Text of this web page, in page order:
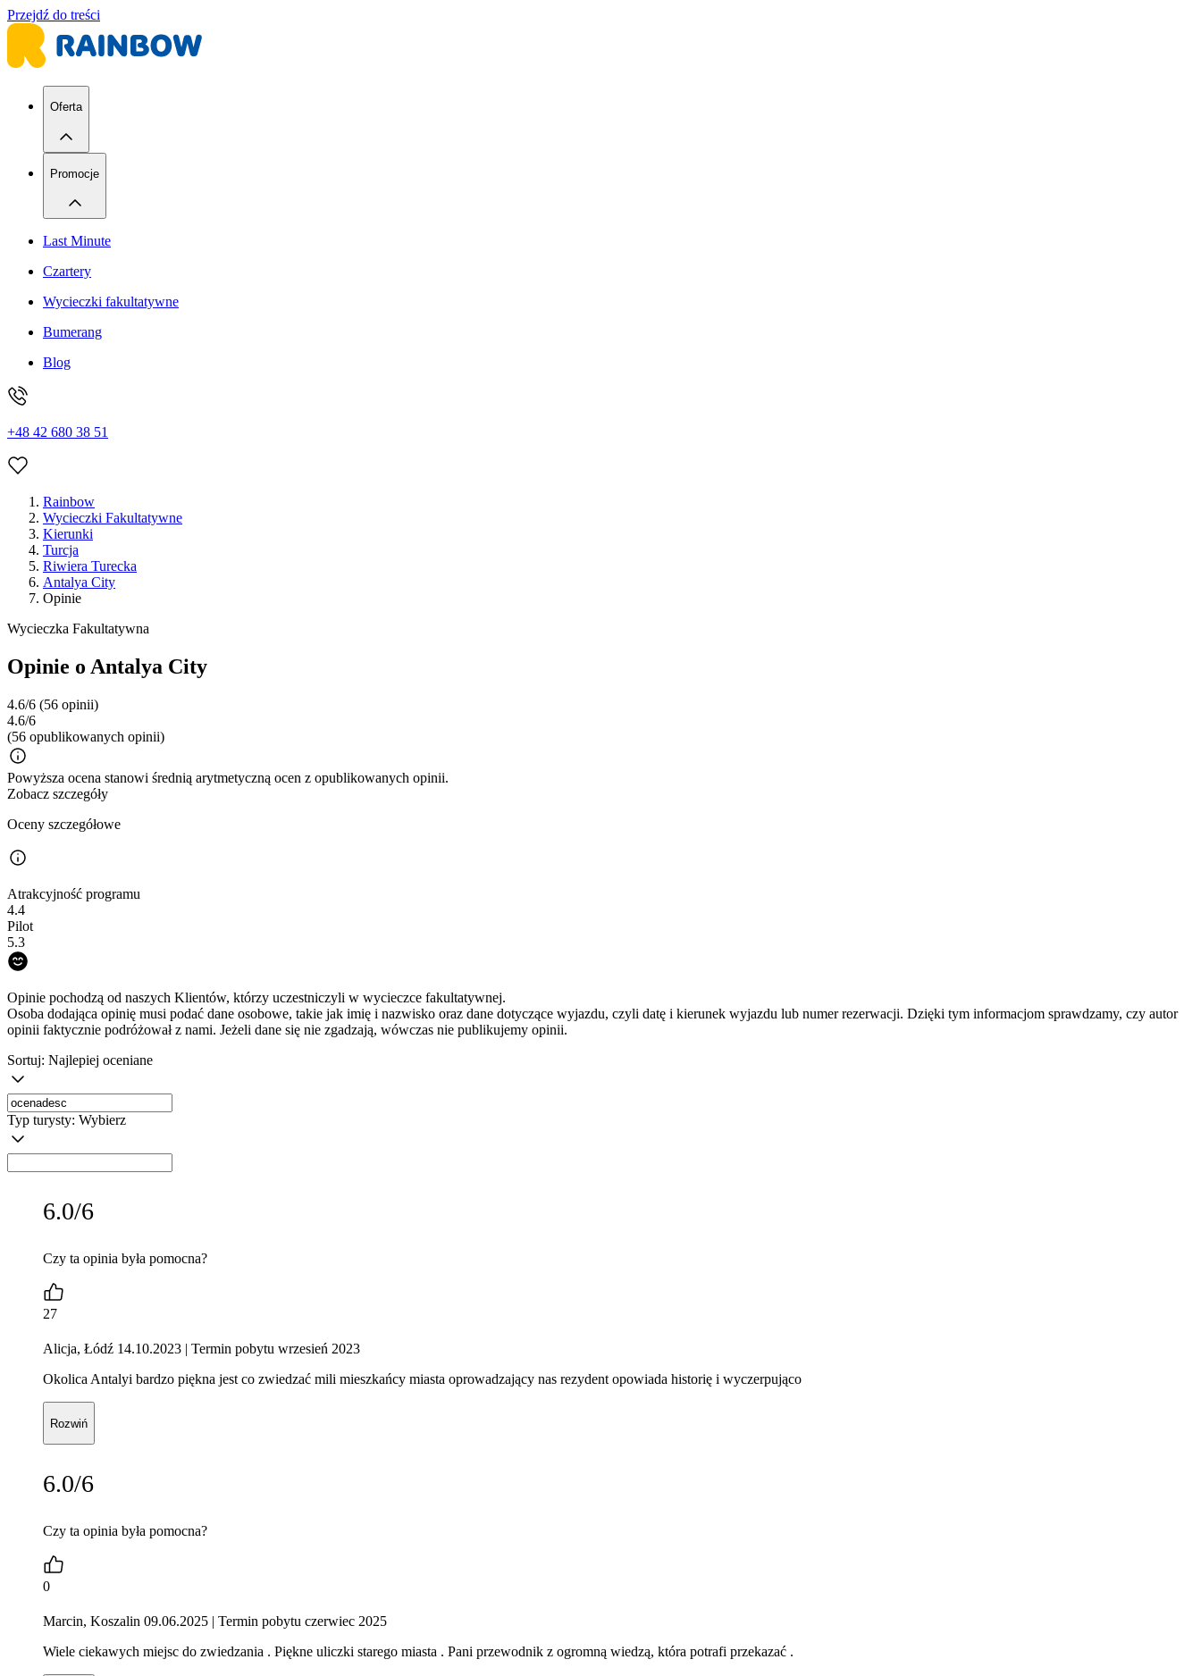
Przejdź do treści
Oferta
Promocje
Last Minute
Czartery
Wycieczki fakultatywne
Bumerang
Blog
+48 42 680 38 51
Rainbow
Wycieczki Fakultatywne
Kierunki
Turcja
Riwiera Turecka
Antalya City
Opinie
Wycieczka Fakultatywna
Opinie o Antalya City
4.6/6 (56 opinii)
4.6/6
(56 opublikowanych opinii)
Powyższa ocena stanowi średnią arytmetyczną ocen z opublikowanych opinii.
Zobacz szczegóły
Oceny szczegółowe
Atrakcyjność programu
4.4
Pilot
5.3
Opinie pochodzą od naszych Klientów, którzy uczestniczyli w wycieczce fakultatywnej.
Osoba dodająca opinię musi podać dane osobowe, takie jak imię i nazwisko oraz dane dotyczące wyjazdu, czyli datę i kierunek wyjazdu lub numer rezerwacji. Dzięki tym informacjom sprawdzamy, czy autor
opinii faktycznie podróżował z nami. Jeżeli dane się nie zgadzają, wówczas nie publikujemy opinii.
Sortuj: Najlepiej oceniane
Typ turysty: Wybierz
6.0/6
Czy ta opinia była pomocna?
27
Alicja, Łódź 14.10.2023 | Termin pobytu wrzesień 2023
Okolica Antalyi bardzo piękna jest co zwiedzać mili mieszkańcy miasta oprowadzający nas rezydent opowiada historię i wyczerpująco
Rozwiń
6.0/6
Czy ta opinia była pomocna?
0
Marcin, Koszalin 09.06.2025 | Termin pobytu czerwiec 2025
Wiele ciekawych miejsc do zwiedzania . Piękne uliczki starego miasta . Pani przewodnik z ogromną wiedzą, która potrafi przekazać .